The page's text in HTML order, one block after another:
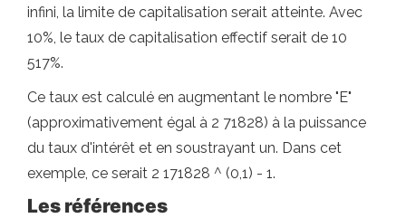
infini, la limite de capitalisation serait atteinte. Avec
10%, le taux de capitalisation effectif serait de 10
517%.
Ce taux est calculé en augmentant le nombre "E"
(approximativement égal à 2 71828) à la puissance
du taux d'intérêt et en soustrayant un. Dans cet
exemple, ce serait 2 171828 ^ (0,1) - 1.
Les références